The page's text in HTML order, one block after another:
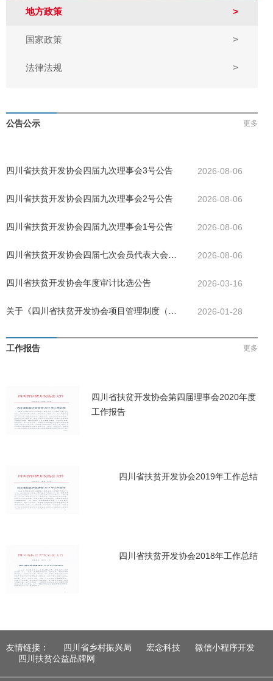
地方政策 >
国家政策 >
法律法规 >
公告公示 更多
四川省扶贫开发协会四届九次理事会3号公告 2026-08-06
四川省扶贫开发协会四届九次理事会2号公告 2026-08-06
四川省扶贫开发协会四届九次理事会1号公告 2026-08-06
四川省扶贫开发协会四届七次会员代表大会公
2026-08-06
四川省扶贫开发协会年度审计比选公告 2026-03-16
关于《四川省扶贫开发协会项目管理制度（试
2026-01-28
工作报告 更多
四川省扶贫开发协会第四届理事会2020年度
工作报告
四川省扶贫开发协会2019年工作总结
四川省扶贫开发协会2018年工作总结
友情链接： 四川省乡村振兴局 宏念科技
微信小程序开发
四川扶贫公益品牌网